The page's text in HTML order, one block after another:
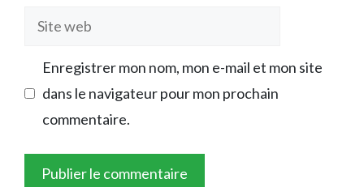
Site
Enregistrer mon nom, mon e-mail et mon site
dans le navigateur pour mon prochain
commentaire.